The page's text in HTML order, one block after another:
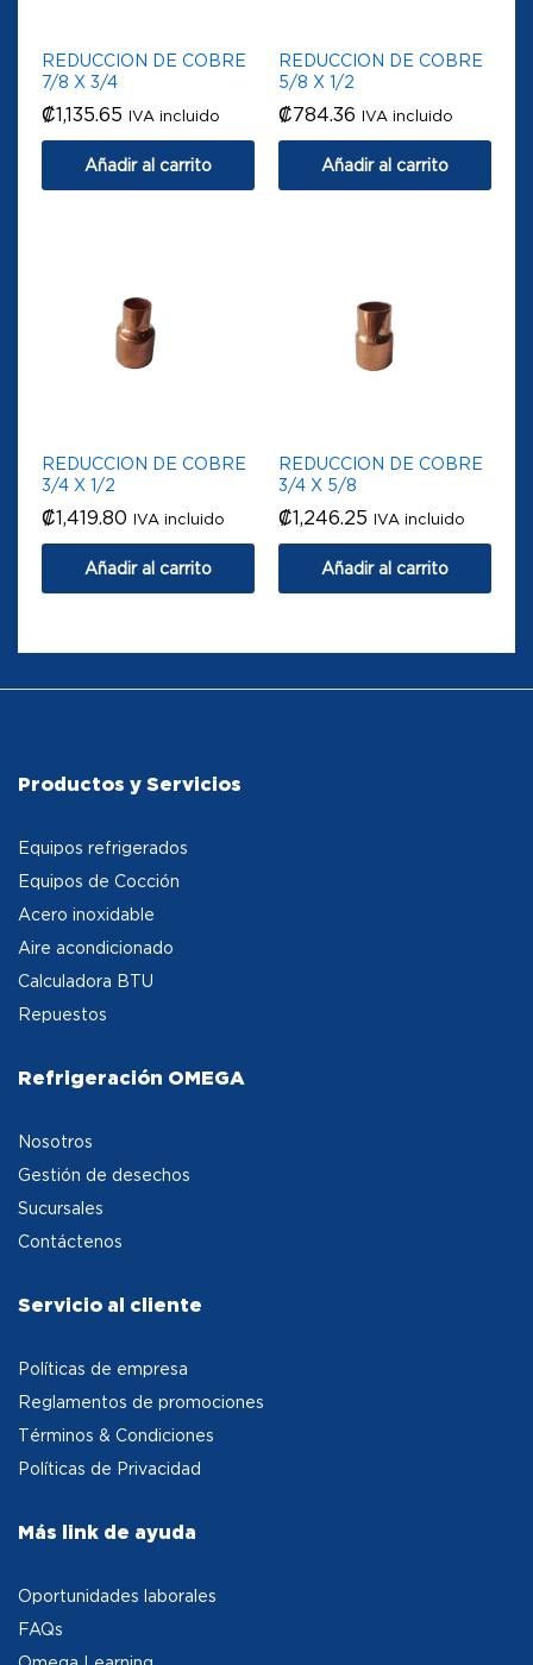
REDUCCION DE COBRE
7/8 X 3/4
₡1,135.65 IVA incluido
Añadir al carrito
REDUCCION DE COBRE
5/8 X 1/2
₡784.36 IVA incluido
Añadir al carrito
REDUCCION DE COBRE
3/4 X 1/2
₡1,419.80 IVA incluido
Añadir al carrito
REDUCCION DE COBRE
3/4 X 5/8
₡1,246.25 IVA incluido
Añadir al carrito
Productos y Servicios
Equipos refrigerados
Equipos de Cocción
Acero inoxidable
Aire acondicionado
Calculadora BTU
Repuestos
Refrigeración OMEGA
Nosotros
Gestión de desechos
Sucursales
Contáctenos
Servicio al cliente
Políticas de empresa
Reglamentos de promociones
Términos & Condiciones
Políticas de Privacidad
Más link de ayuda
Oportunidades laborales
FAQs